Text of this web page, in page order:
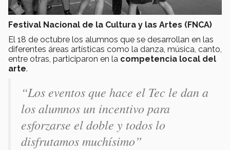
Festival Nacional de la Cultura y las Artes (FNCA)
El 18 de octubre los alumnos que se desarrollan en las
diferentes áreas artísticas como la danza, música, canto,
entre otras, participaron en la competencia local del
arte.
“Los eventos que hace el Tec le dan a
los alumnos un incentivo para
esforzarse el doble y todos lo
disfrutamos muchísimo”